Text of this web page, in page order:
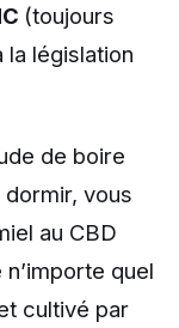
(toujours
législation
de boire
dormir, vous
au CBD
quel
cultivé par